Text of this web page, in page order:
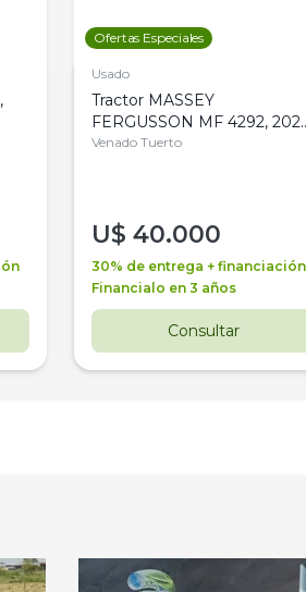
Ofertas Especiales
Usado
Tractor MASSEY
FERGUSSON MF 4292,
4WD, PATON
Venado Tuerto
U$ 40.000
30% de entrega + financiación
Financialo en 3 años
Consultar